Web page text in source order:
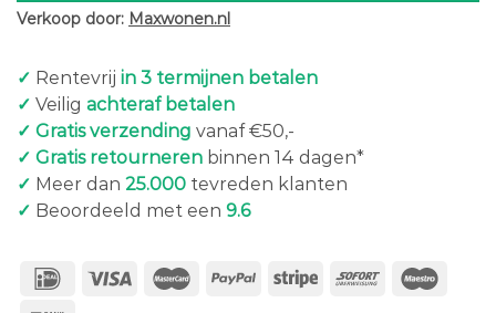
Verkoop door: Maxwonen.nl
✓ Rentevrij in 3 termijnen betalen
✓ Veilig achteraf betalen
✓ Gratis verzending vanaf €50,-
✓ Gratis retourneren binnen 14 dagen*
✓ Meer dan 25.000 tevreden klanten
✓ Beoordeeld met een 9.6